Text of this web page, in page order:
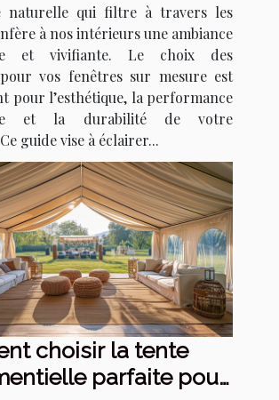
naturelle qui filtre à travers les
à nos intérieurs une ambiance
et vivifiante. Le choix des
vos fenêtres sur mesure est
pour l’esthétique, la performance
et la durabilité de votre
guide vise à éclairer...
choisir la tente
parfaite pour